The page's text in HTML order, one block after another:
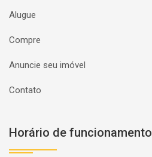
Alugue
Compre
Anuncie seu imóvel
Contato
Horário de funcionamento